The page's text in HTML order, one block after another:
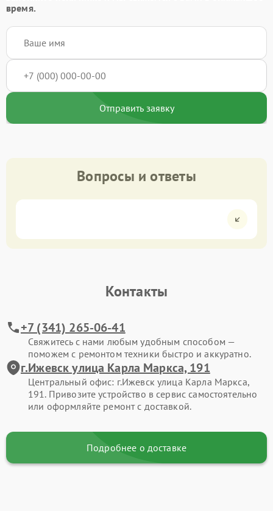
время.
Отправить заявку
Вопросы и ответы
Контакты
+7 (341) 265-06-41
Свяжитесь с нами любым удобным способом —
поможем с ремонтом техники быстро и аккуратно.
г.Ижевск улица Карла Маркса, 191
Центральный офис: г.Ижевск улица Карла Маркса,
191. Привозите устройство в сервис самостоятельно
или оформляйте ремонт с доставкой.
Подробнее о доставке